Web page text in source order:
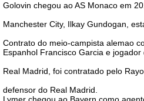
Golovin chegou ao AS Monaco em
Manchester City, Ilkay Gundogan,
Contrato do meio-campista alemao
Espanhol Francisco Garcia e
Real Madrid, foi contratado pelo
defensor do Real Madrid.